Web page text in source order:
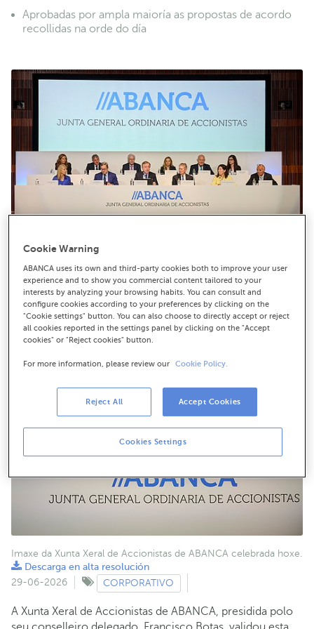
Aprobadas por ampla maioría as propostas de acordo
recollidas na orde do día
Imaxe da Xunta Xeral de Accionistas de ABANCA celebrada hoxe.
Descarga en alta resolución
Imaxe da Xunta Xeral de Accionistas de ABANCA celebrada hoxe.
Descarga en alta resolución
29-06-2026
CORPORATIVO
A Xunta Xeral de Accionistas de ABANCA, presidida polo
Cookie Warning
ABANCA uses its own and third-party cookies both to improve your user
experience and to show you commercial content tailored to your
interests by analyzing your browsing habits. You can consult and
configure cookies according to your preferences by clicking on the
"Cookie settings" button. You can also choose to directly accept or reject
all cookies reported in the settings panel by clicking on the "Accept
cookies" or "Reject cookies" button.
For more information, please review our Cookie Policy.
Cookies Settings
Reject All Accept Cookies